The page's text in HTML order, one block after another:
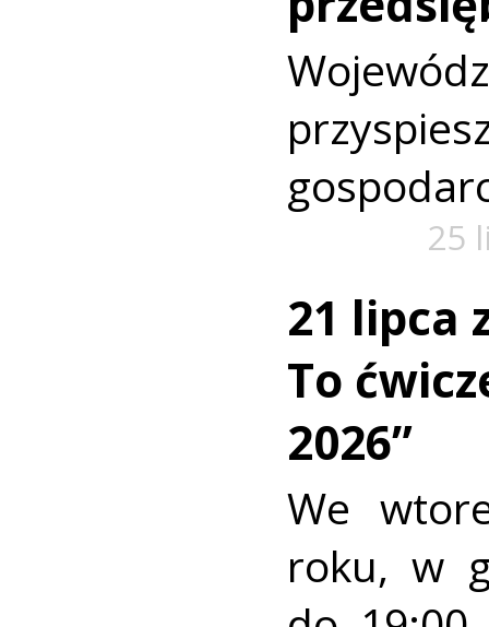
25
21 lipca
To
2026”
We
roku, w